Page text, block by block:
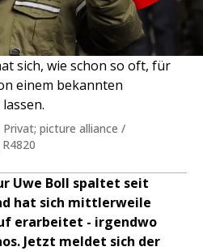
sich, wie schon so oft, für
einem bekannten
picture alliance /
Uwe Boll spaltet seit
hat sich mittlerweile
erarbeitet - irgendwo
Jetzt meldet sich der